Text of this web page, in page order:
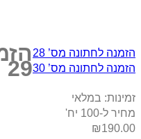
הזמנה לחתונה מס’ 28
הזמנה לחתונה מס’ 30
29
זמינות: במלאי
מחיר ל-100 יח'
₪190.00